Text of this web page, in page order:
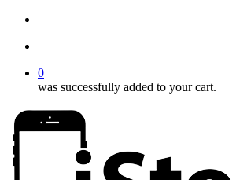
0
was successfully added to your cart.